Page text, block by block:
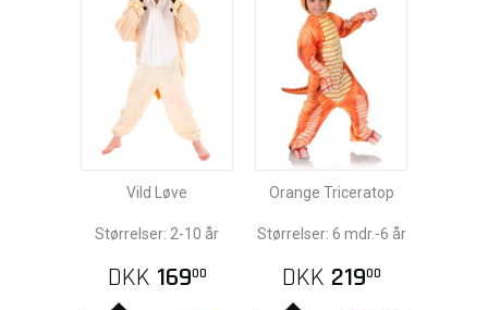
Vild Løve
Størrelser: 2-10 år
DKK 16900
Orange Triceratop
Størrelser: 6 mdr.-6 år
DKK 21900